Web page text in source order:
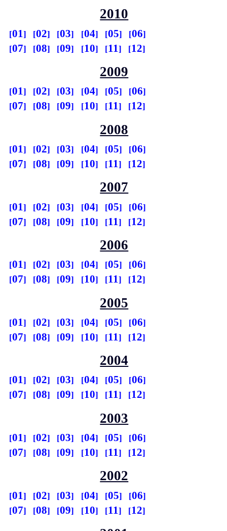
2010
01 02 03 04 05
06
07
08 09 10 11 12
2009
01 02 03 04 05
06
07
08 09 10 11 12
2008
01 02 03 04 05
06
07
08 09 10 11 12
2007
01 02 03 04 05
06
07
08 09 10 11 12
2006
01 02 03 04 05
06
07
08 09 10 11 12
2005
01 02 03 04 05
06
07
08 09 10 11 12
2004
01 02 03 04 05
06
07
08 09 10 11 12
2003
01 02 03 04 05
06
07
08 09 10 11 12
2002
01 02 03 04 05
06
07
08 09 10 11 12